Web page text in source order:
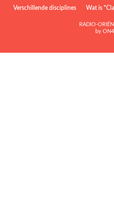
Verschillende disciplines
Wat is
RADIO-
by